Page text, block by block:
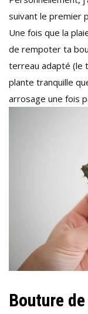
suivant le premier
Une fois que la
de rempoter ta
terreau adapté (le
plante tranquille
arrosage une fois
Bouture